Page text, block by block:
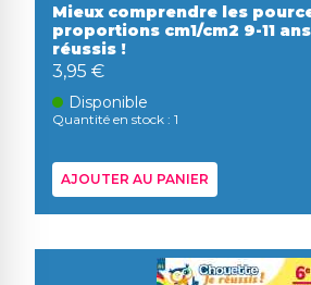
Mieux comprendre les
proportions cm1/cm2 9-11
réussis !
3,95 €
Disponible
Quantité en stock : 1
AJOUTER AU PANIER